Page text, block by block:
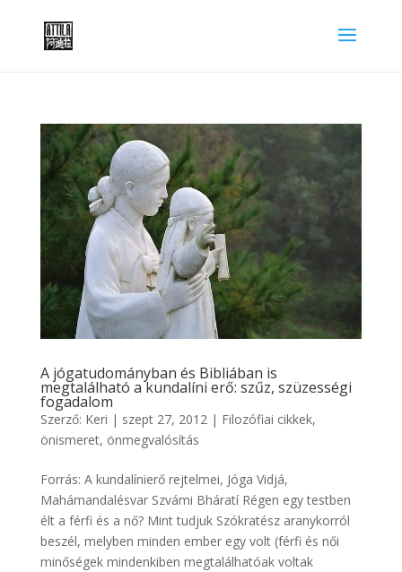
A jógatudományban és Bibliában is
megtalálható a kundalíni erő: szűz, szüzességi
fogadalom
Szerző: Keri | szept 27, 2012 | Filozófiai cikkek,
önismeret, önmegvalósítás
Forrás: A kundalínierő rejtelmei, Jóga Vidjá,
Mahámandalésvar Szvámi Bháratí Régen egy testben
élt a férfi és a nő? Mint tudjuk Szókratész aranykorról
beszél, melyben minden ember egy volt (férfi és női
minőségek mindenkiben megtalálhatóak voltak